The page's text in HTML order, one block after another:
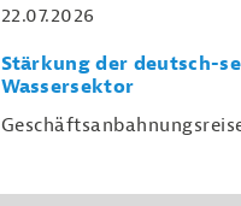
22.07.2026
Stärkung der deutsch-
Wassersektor